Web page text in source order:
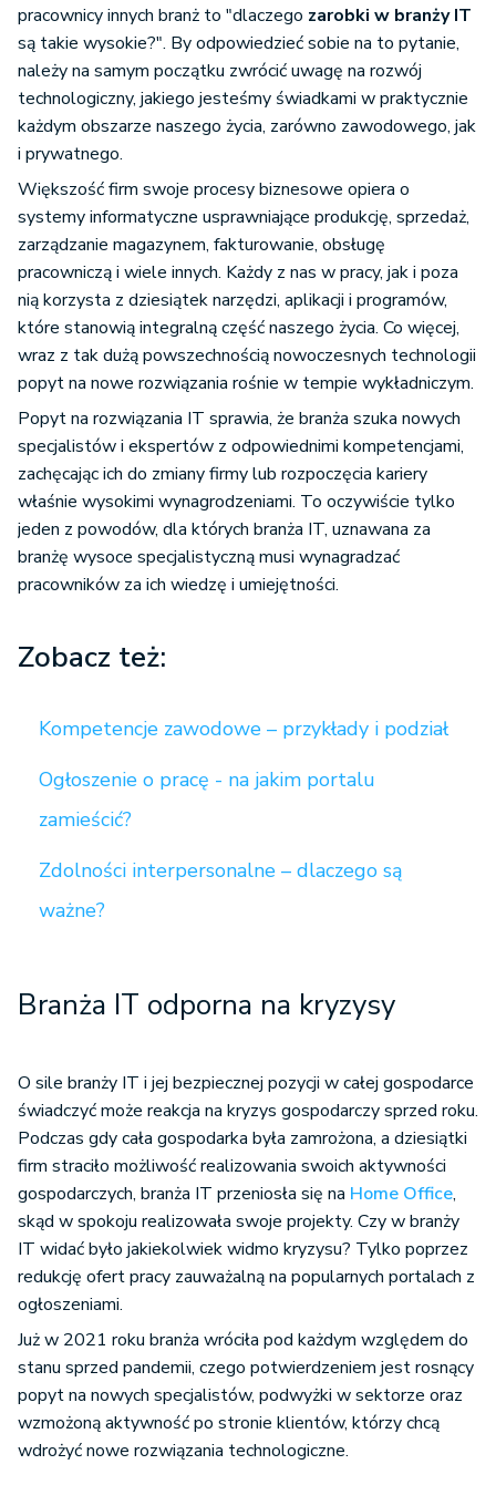
pracownicy innych branż to "dlaczego zarobki w branży IT
są takie wysokie?". By odpowiedzieć sobie na to pytanie,
należy na samym początku zwrócić uwagę na rozwój
technologiczny, jakiego jesteśmy świadkami w praktycznie
każdym obszarze naszego życia, zarówno zawodowego, jak
i prywatnego.
Większość firm swoje procesy biznesowe opiera o
systemy informatyczne usprawniające produkcję, sprzedaż,
zarządzanie magazynem, fakturowanie, obsługę
pracowniczą i wiele innych. Każdy z nas w pracy, jak i poza
nią korzysta z dziesiątek narzędzi, aplikacji i programów,
które stanowią integralną część naszego życia. Co więcej,
wraz z tak dużą powszechnością nowoczesnych technologii
popyt na nowe rozwiązania rośnie w tempie wykładniczym.
Popyt na rozwiązania IT sprawia, że branża szuka nowych
specjalistów i ekspertów z odpowiednimi kompetencjami,
zachęcając ich do zmiany firmy lub rozpoczęcia kariery
właśnie wysokimi wynagrodzeniami. To oczywiście tylko
jeden z powodów, dla których branża IT, uznawana za
branżę wysoce specjalistyczną musi wynagradzać
pracowników za ich wiedzę i umiejętności.
Zobacz też:
Kompetencje zawodowe – przykłady i podział
Ogłoszenie o pracę - na jakim portalu
zamieścić?
Zdolności interpersonalne – dlaczego są
ważne?
Branża IT odporna na kryzysy
O sile branży IT i jej bezpiecznej pozycji w całej gospodarce
świadczyć może reakcja na kryzys gospodarczy sprzed roku.
Podczas gdy cała gospodarka była zamrożona, a dziesiątki
firm straciło możliwość realizowania swoich aktywności
gospodarczych, branża IT przeniosła się na Home Office,
skąd w spokoju realizowała swoje projekty. Czy w branży
IT widać było jakiekolwiek widmo kryzysu? Tylko poprzez
redukcję ofert pracy zauważalną na popularnych portalach z
ogłoszeniami.
Już w 2021 roku branża wróciła pod każdym względem do
stanu sprzed pandemii, czego potwierdzeniem jest rosnący
popyt na nowych specjalistów, podwyżki w sektorze oraz
wzmożoną aktywność po stronie klientów, którzy chcą
wdrożyć nowe rozwiązania technologiczne.